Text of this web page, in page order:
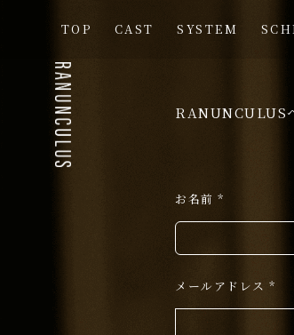
TOP CAST SYSTEM
RANUNCULUS
お名前 *
メールアドレス *